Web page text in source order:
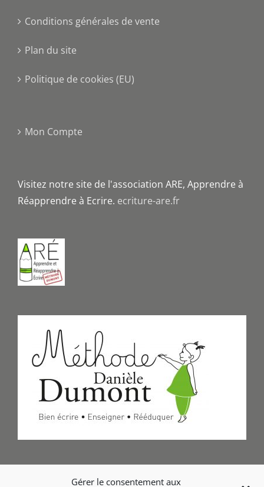
Gérer le consentement aux
Conditions générales de vente
Plan du site
Politique de cookies (EU)
Mon Compte
Visitez notre site de l'association ARE, Apprendre à
Réapprendre à Ecrire. ecriture-are.fr
Formulaire de Contact